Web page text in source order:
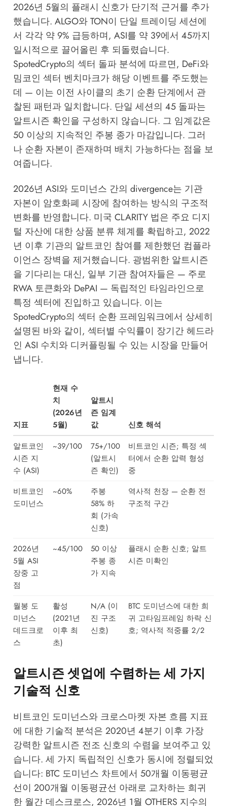
2026년 5월의 플래시 신호가 단기적 근거를 추가
했습니다. ALGO와 TON이 단일 트레이딩 세션에
서 각각 약 9% 급등하며, ASI를 약 39에서 45까지
일시적으로 끌어올린 후 되돌렸습니다.
SpotedCrypto의 섹터 돌파 분석에 따르면, DeFi와
밈코인 섹터 벤치마크가 해당 이벤트를 주도했는
데 — 이는 이전 사이클의 초기 순환 단계에서 관
찰된 패턴과 일치합니다. 단일 세션의 45 돌파는
알트시즌 확인을 구성하지 않습니다. 그 임계값은
50 이상의 지속적인 주봉 종가 마감입니다. 그러
나 순환 자본이 존재하며 배치 가능하다는 점을 보
여줍니다.
2026년 ASI와 도미넌스 간의 divergence는 기관
자본이 암호화폐 시장에 참여하는 방식의 구조적
변화를 반영합니다. 미국 CLARITY 법은 주요 디지
털 자산에 대한 상품 분류 체계를 확립하고, 2022
년 이후 기관의 알트코인 참여를 제한했던 컴플라
이언스 장벽을 제거했습니다. 광범위한 알트시즌
을 기다리는 대신, 일부 기관 참여자들은 — 주로
RWA 토큰화와 DePAI — 독립적인 타임라인으로
특정 섹터에 진입하고 있습니다. 이는
SpotedCrypto의 섹터 순환 프레임워크에서 상세히
설명된 바와 같이, 섹터별 수익률이 장기간 헤드라
인 ASI 수치와 디커플링될 수 있는 시장을 만들어
냅니다.
지표
현재 수
치
(2026년
5월)
알트시
즌 임계
값
신호 해석
알트코인
시즌 지
수 (ASI)
~39/100
75+/100
(알트시
즌 확인)
비트코인 시즌; 특정 섹
터에서 순환 압력 형성
중
비트코인
도미넌스
~60%
주봉
58% 하
회 (가속
신호)
역사적 천장 — 순환 전
구조적 구간
2026년
5월 ASI
장중 고
점
~45/100
50 이상
주봉 종
가 지속
플래시 순환 신호; 알트
시즌 미확인
월봉 도
미넌스
데드크로
스
활성
(2021년
이후 최
초)
N/A (이
진 구조
신호)
BTC 도미넌스에 대한 희
귀 고타임프레임 하락 신
호; 역사적 적중률 2/2
알트시즌 셋업에 수렴하는 세 가지
기술적 신호
비트코인 도미넌스와 크로스마켓 자본 흐름 지표
에 대한 기술적 분석은 2020년 4분기 이후 가장
강력한 알트시즌 전조 신호의 수렴을 보여주고 있
습니다. 세 가지 독립적인 신호가 동시에 정렬되었
습니다: BTC 도미넌스 차트에서 50개월 이동평균
선이 200개월 이동평균선 아래로 교차하는 희귀
한 월간 데스크로스, 2026년 1월 OTHERS 지수의